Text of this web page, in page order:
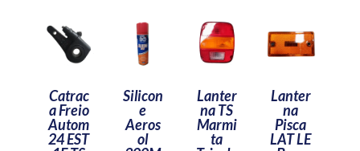
Catrac
a Freio
Autom
24 EST
Silicon
e
Aeros
ol
Lanter
na TS
Marmi
ta
Lanter
na
Pisca
LAT LE